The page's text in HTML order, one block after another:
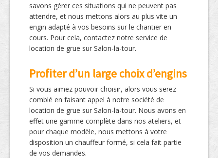
savons gérer ces situations qui ne peuvent pas
attendre, et nous mettons alors au plus vite un
engin adapté à vos besoins sur le chantier en
cours. Pour cela, contactez notre service de
location de grue sur Salon-la-tour.
Profiter d’un large choix d’engins
Si vous aimez pouvoir choisir, alors vous serez
comblé en faisant appel à notre société de
location de grue sur Salon-la-tour. Nous avons en
effet une gamme complète dans nos ateliers, et
pour chaque modèle, nous mettons à votre
disposition un chauffeur formé, si cela fait partie
de vos demandes.